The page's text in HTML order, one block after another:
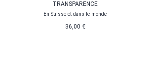
TRANSPARENCE
En Suisse et dans le monde
36,00 €